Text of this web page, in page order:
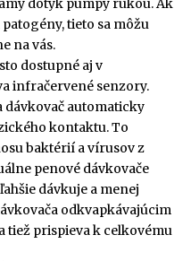
dotyk pumpy rukou. Ak
tieto sa môžu
na vás.
dostupné aj v
infračervené senzory.
dávkovač automaticky
kontaktu. To
baktérií a vírusov z
penové dávkovače
dávkuje a menej
odkvapkávajúcim
tiež prispieva k celkovému